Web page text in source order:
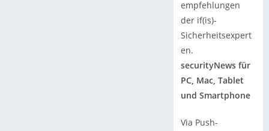
empfehlungen
der if(is)-
Sicherheitsexpert
en.
securityNews für
PC, Mac, Tablet
und Smartphone
Via Push-